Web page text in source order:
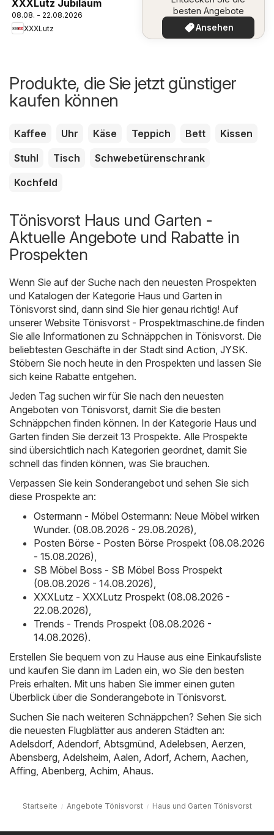
XXXLutz Jubiläum
08.08. - 22.08.2026
XXXLutz
besten Angebote
Ansehen
Produkte, die Sie jetzt günstiger
kaufen können
Kaffee Uhr Käse Teppich Bett
Kissen
Stuhl
Tisch
Schwebetürenschrank
Kochfeld
Tönisvorst Haus und Garten -
Aktuelle Angebote und Rabatte in
Prospekten
Wenn Sie auf der Suche nach den neuesten Prospekten
und Katalogen der Kategorie Haus und Garten in
Tönisvorst sind, dann sind Sie hier genau richtig! Auf
unserer Website Tönisvorst - Prospektmaschine.de finden
Sie alle Informationen zu Schnäppchen in Tönisvorst. Die
beliebtesten Geschäfte in der Stadt sind Action, JYSK.
Stöbern Sie noch heute in den Prospekten und lassen Sie
sich keine Rabatte entgehen.
Jeden Tag suchen wir für Sie nach den neuesten
Angeboten von Tönisvorst, damit Sie die besten
Schnäppchen finden können. In der Kategorie Haus und
Garten finden Sie derzeit 13 Prospekte. Alle Prospekte
sind übersichtlich nach Kategorien geordnet, damit Sie
schnell das finden können, was Sie brauchen.
Verpassen Sie kein Sonderangebot und sehen Sie sich
diese Prospekte an:
Ostermann - Möbel Ostermann: Neue Möbel wirken
Wunder. (08.08.2026 - 29.08.2026),
Posten Börse - Posten Börse Prospekt (08.08.2026
- 15.08.2026),
SB Möbel Boss - SB Möbel Boss Prospekt
(08.08.2026 - 14.08.2026),
XXXLutz - XXXLutz Prospekt (08.08.2026 -
22.08.2026),
Trends - Trends Prospekt (08.08.2026 -
14.08.2026).
Erstellen Sie bequem von zu Hause aus eine Einkaufsliste
und kaufen Sie dann im Laden ein, wo Sie den besten
Preis erhalten. Mit uns haben Sie immer einen guten
Überblick über die Sonderangebote in Tönisvorst.
Suchen Sie nach weiteren Schnäppchen? Sehen Sie sich
die neuesten Flugblätter aus anderen Städten an:
Adelsdorf, Adendorf, Abtsgmünd, Adelebsen, Aerzen,
Abensberg, Adelsheim, Aalen, Adorf, Achern, Aachen,
Affing, Abenberg, Achim, Ahaus.
Startseite Angebote Tönisvorst Haus und Garten Tönisvorst